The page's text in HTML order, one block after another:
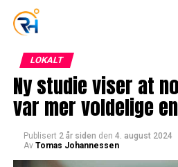
LOKALT
Ny studie viser at
var mer voldelige
Publisert 2 år siden den 4. august 2024
Av Tomas Johannessen